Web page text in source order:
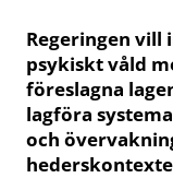
Regeringen
psykiskt våld
föreslagna
lagföra
och